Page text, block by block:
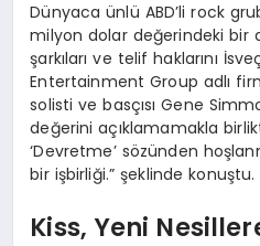
Dünyaca ünlü ABD’li rock
milyon dolar değerindeki bir
şarkıları ve telif haklarını
Entertainment Group adlı
solisti ve basçısı Gene
değerini açıklamamakla
‘Devretme’ sözünden
bir işbirliği.” şeklinde konuştu.
Kiss, Yeni